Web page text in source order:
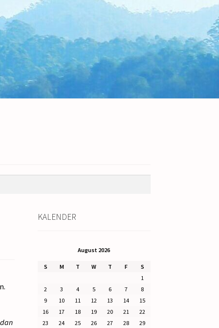
KALENDER
August 2026
S M T W T F
S
1
2
3 4 5 6 7
8
9
10 11 12 13 14
15
16
17 18 19 20 21
22
23
24 25 26 27 28
29